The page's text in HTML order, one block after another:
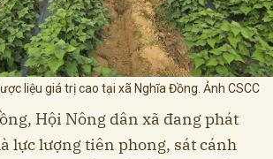
liệu giá trị cao tại xã Nghĩa Đồng. Ảnh CSCC
Hội Nông dân xã đang phát
lực lượng tiên phong, sát cánh